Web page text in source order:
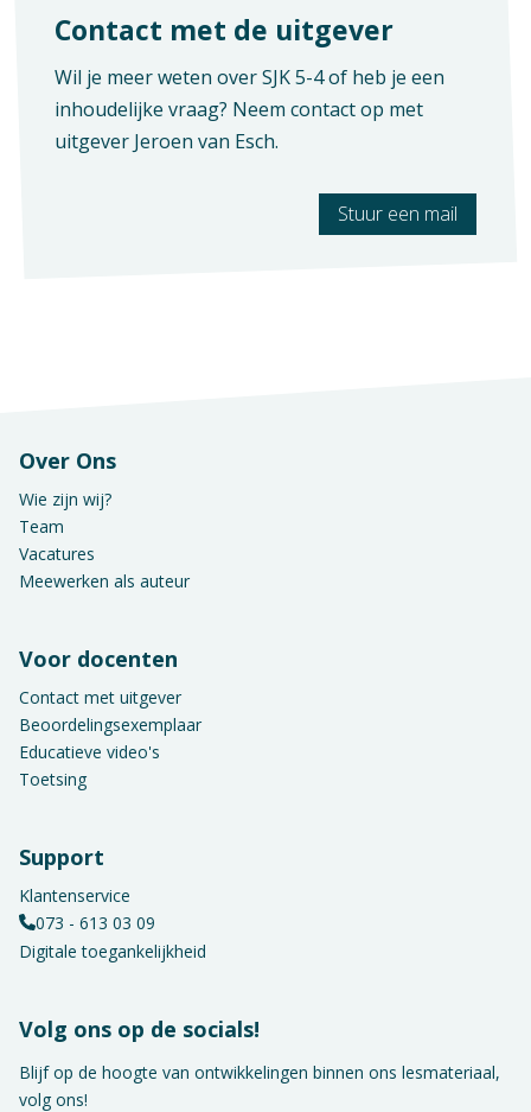
Context
Maatwerk
Vak
Overig
Examen / Kwalificatie / Uitstroom
Geen hoofdstukken aanwezig
Contact met de uitgever
Wil je meer weten over SJK 5-4 of heb je een
inhoudelijke vraag? Neem contact op met
uitgever Jeroen van Esch.
Stuur een mail
Over Ons
Wie zijn wij?
Team
Vacatures
Meewerken als auteur
Voor docenten
Contact met uitgever
Beoordelingsexemplaar
Educatieve video's
Toetsing
Support
Klantenservice
073 - 613 03 09
Digitale toegankelijkheid
Volg ons op de socials!
Blijf op de hoogte van ontwikkelingen binnen ons lesmateriaal,
volg ons!